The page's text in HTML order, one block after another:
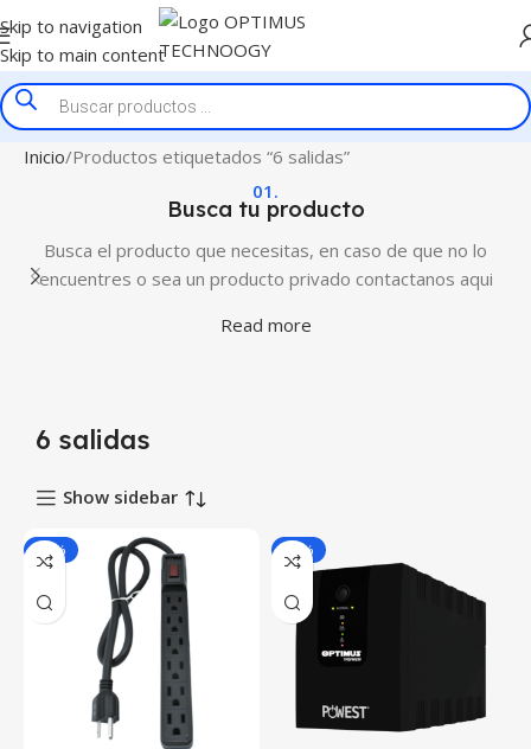
Skip to navigation
Skip to main content
Inicio Productos etiquetados “6 salidas”
01.
Busca tu producto
Busca el producto que necesitas, en caso de que no lo
encuentres o sea un producto privado contactanos aqui
Read more
6 salidas
Show sidebar
-28% -18%